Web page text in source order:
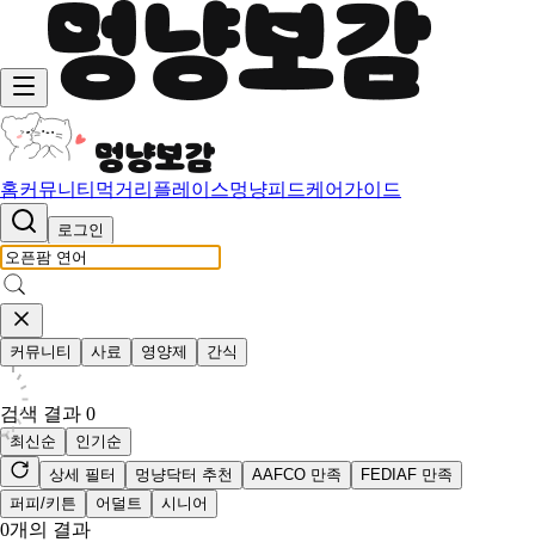
홈커뮤니티 먹거리 플레이스멍냥피드케어가이드
로그인
커뮤니티 사료 영양제 간식
검색 결과 0
최신순
인기순
상세 필터
멍냥닥터 추천 AAFCO 만족
FEDIAF 만족
퍼피/키튼
어덜트 시니어
0개의 결과